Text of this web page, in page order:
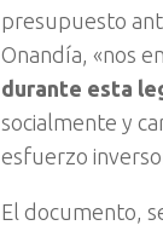
presupuesto
Onandía, «nos
durante esta
socialmente y
esfuerzo
El documento,